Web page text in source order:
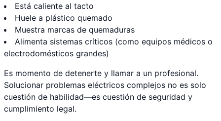
Está caliente al tacto
Huele a plástico quemado
Muestra marcas de quemaduras
Alimenta sistemas críticos (como equipos médicos o
electrodomésticos grandes)
Es momento de detenerte y llamar a un profesional.
Solucionar problemas eléctricos complejos no es solo
cuestión de habilidad—es cuestión de seguridad y
cumplimiento legal.